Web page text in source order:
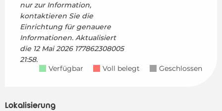
nur zur Information,
kontaktieren Sie die
Einrichtung für genauere
Informationen. Aktualisiert
die 12 Mai 2026 177862308005
21:58.
Verfügbar
Voll belegt Geschlossen
Lokalisierung